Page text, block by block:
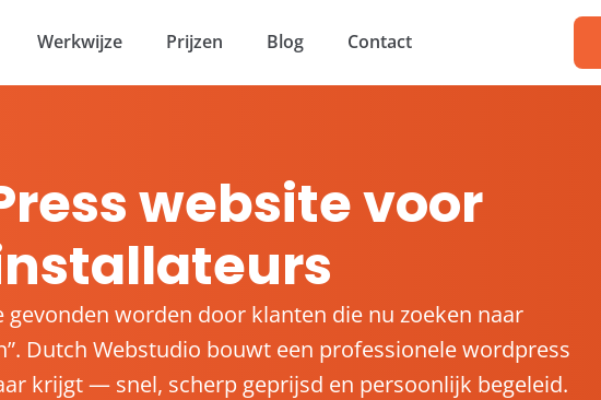
Werkwijze Prijzen Blog Contact
website voor
worden door klanten die nu zoeken naar
Dutch Webstudio bouwt een professionele wordpress
krijgt — snel, scherp geprijsd en persoonlijk begeleid.